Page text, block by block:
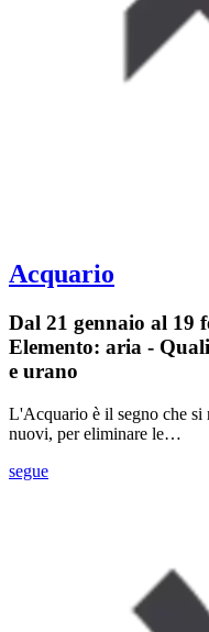
Acquario
Dal 21 gennaio al 19
Elemento: aria -
e urano
L'Acquario è il segno che si
nuovi, per eliminare le…
segue